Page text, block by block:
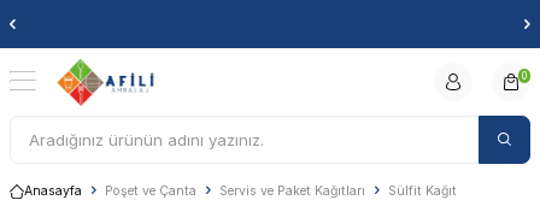
0
Anasayfa Poşet ve Çanta Servis ve Paket Kağıtları Sülfit Kağıt